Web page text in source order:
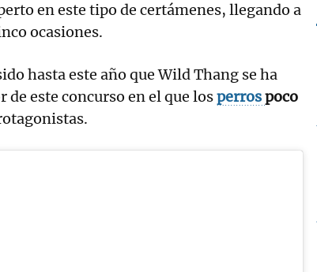
en este tipo de certámenes, llegando a
ocasiones.
hasta este año que Wild Thang se ha
de este concurso en el que losperrospoco